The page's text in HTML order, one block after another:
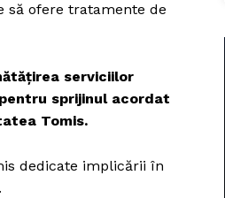
să ofere tratamente de
serviciilor
sprijinul acordat
Tomis.
dedicate implicării în